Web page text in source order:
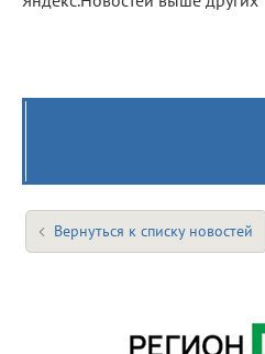
Вернуться к списку новостей